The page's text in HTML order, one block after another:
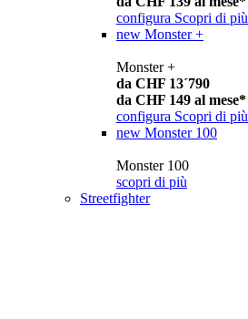
configura Scopri di più
new Monster +
Monster +
da CHF 13´790
da CHF 149 al mese*
configura Scopri di più
new Monster 100
Monster 100
scopri di più
Streetfighter